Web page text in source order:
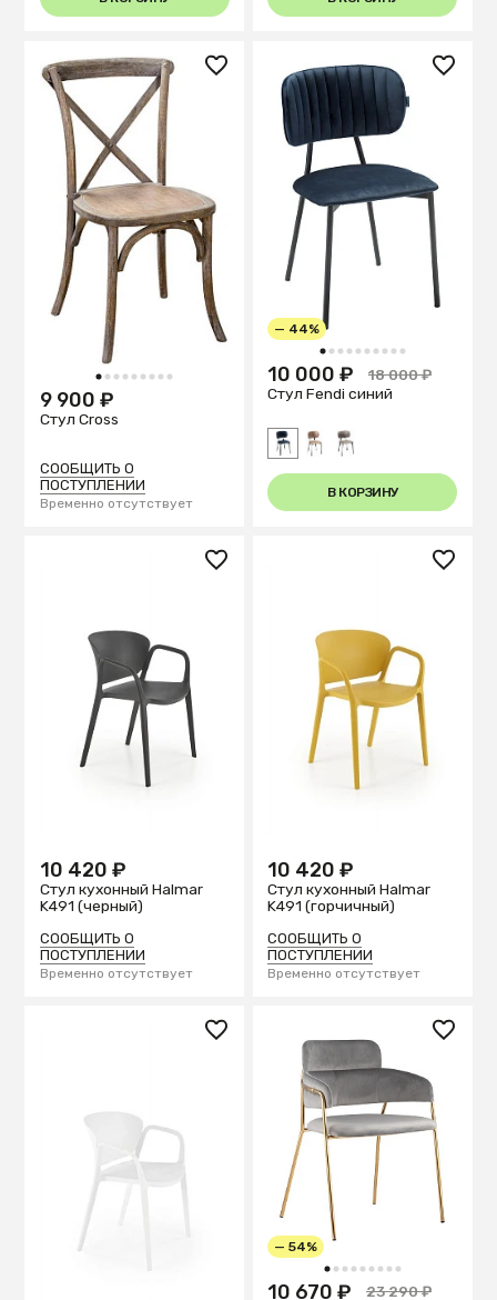
1 2 3 4 5 6 7 8 9
9 900 ₽
Стул Cross
СООБЩИТЬ О
ПОСТУПЛЕНИИ
Временно отсутствует
1 2 3 4 5 6 7 8 9 10
— 44%
10 000 ₽
18 000 ₽
Стул Fendi синий
В КОРЗИНУ
10 420 ₽
Стул кухонный Halmar
K491 (черный)
СООБЩИТЬ О
ПОСТУПЛЕНИИ
Временно отсутствует
10 420 ₽
Стул кухонный Halmar
K491 (горчичный)
СООБЩИТЬ О
ПОСТУПЛЕНИИ
Временно отсутствует
1 2 3 4 5 6 7 8 9
— 54%
10 670 ₽ 23 290 ₽